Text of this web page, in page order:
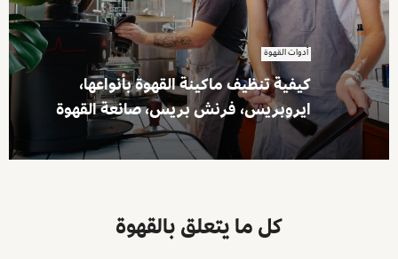
أدوات القهوة
كيفية تنظيف ماكينة القهوة بأنواعها،
ايروبريس، فرنش بريس، صانعة القهوة
كل ما يتعلق بالقهوة